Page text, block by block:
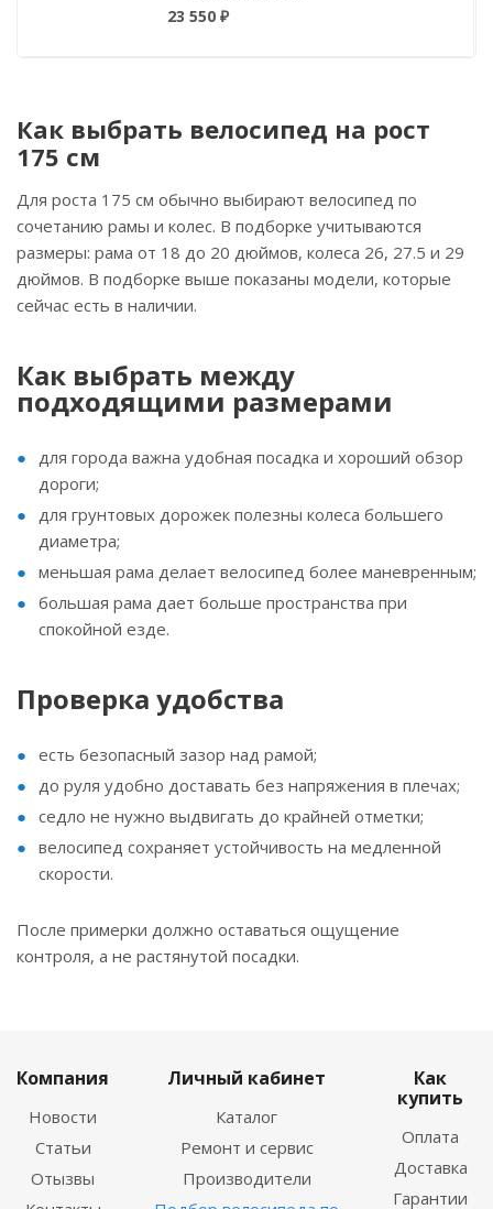
23 550 ₽
Как выбрать велосипед на рост
175 см
Для роста 175 см обычно выбирают велосипед по
сочетанию рамы и колес. В подборке учитываются
размеры: рама от 18 до 20 дюймов, колеса 26, 27.5 и 29
дюймов. В подборке выше показаны модели, которые
сейчас есть в наличии.
Как выбрать между
подходящими размерами
для города важна удобная посадка и хороший обзор
дороги;
для грунтовых дорожек полезны колеса большего
диаметра;
меньшая рама делает велосипед более маневренным;
большая рама дает больше пространства при
спокойной езде.
Проверка удобства
есть безопасный зазор над рамой;
до руля удобно доставать без напряжения в плечах;
седло не нужно выдвигать до крайней отметки;
велосипед сохраняет устойчивость на медленной
скорости.
После примерки должно оставаться ощущение
контроля, а не растянутой посадки.
Компания
Новости
Статьи
Отызвы
Личный кабинет
Каталог
Ремонт и сервис
Производители
Как
купить
Оплата
Доставка
Гарантии